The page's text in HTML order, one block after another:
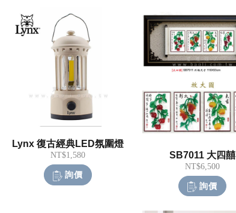
Lynx 復古經典LED氛圍燈
NT$1,580
詢價
SB7011 大四囍
NT$6,500
詢價